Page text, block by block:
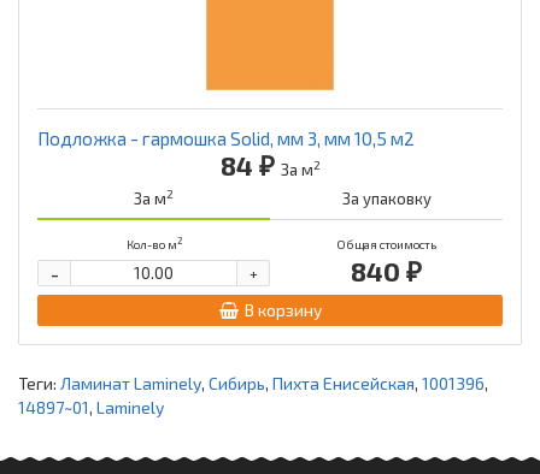
Подложка - гармошка Solid, мм 3, мм 10,5 м2
84 ₽ За м2
За м2 За упаковку
Кол-во м2 Общая стоимость
840 ₽
+
-
В корзину
Теги: Ламинат Laminely, Сибирь, Пихта Енисейская, 1001396,
14897~01, Laminely